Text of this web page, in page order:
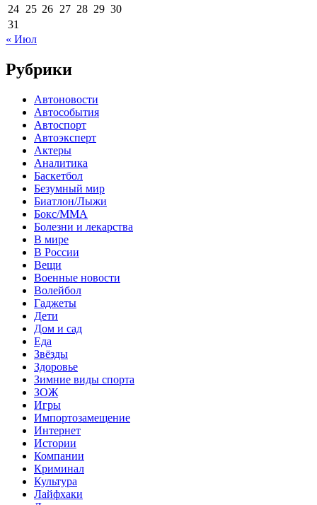
24 25 26 27 28 29 30
31
« Июл
Рубрики
Автоновости
Автособытия
Автоспорт
Автоэксперт
Актеры
Аналитика
Баскетбол
Безумный мир
Биатлон/Лыжи
Бокс/MMA
Болезни и лекарства
В мире
В России
Вещи
Военные новости
Волейбол
Гаджеты
Дети
Дом и сад
Еда
Звёзды
Здоровье
Зимние виды спорта
ЗОЖ
Игры
Импортозамещение
Интернет
Истории
Компании
Криминал
Культура
Лайфхаки